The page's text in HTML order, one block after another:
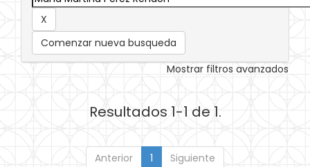
Comenzar nueva busqueda
Mostrar filtros avanzados
Resultados 1-1 de 1.
Anterior 1 Siguiente